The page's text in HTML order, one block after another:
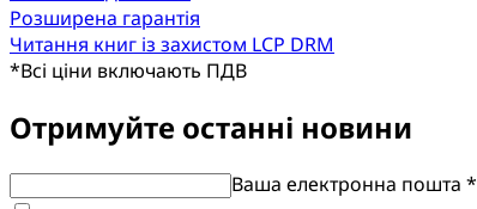
Розширена гарантія
Читання книг із захистом LCP DRM
*Всі ціни включають ПДВ
Отримуйте останні новини
Ваша електронна пошта *